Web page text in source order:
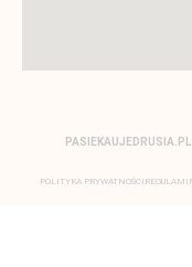
POLITYKA PRYWATNOŚCI